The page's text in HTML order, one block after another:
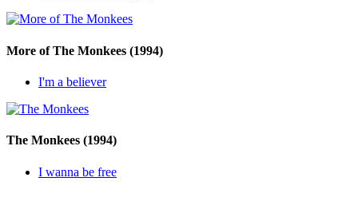
More of The Monkees (1994)
I'm a believer
The Monkees (1994)
I wanna be free